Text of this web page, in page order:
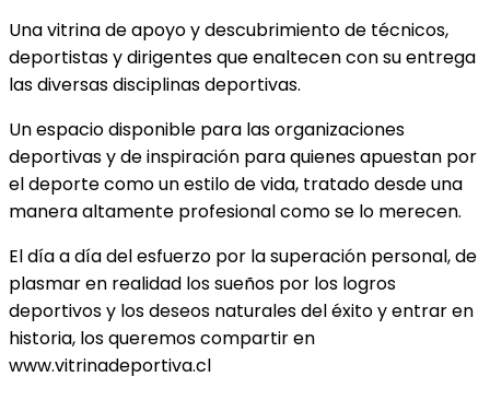
Una vitrina de apoyo y descubrimiento de técnicos,
deportistas y dirigentes que enaltecen con su entrega
las diversas disciplinas deportivas.
Un espacio disponible para las organizaciones
deportivas y de inspiración para quienes apuestan por
el deporte como un estilo de vida, tratado desde una
manera altamente profesional como se lo merecen.
El día a día del esfuerzo por la superación personal, de
plasmar en realidad los sueños por los logros
deportivos y los deseos naturales del éxito y entrar en
historia, los queremos compartir en
www.vitrinadeportiva.cl